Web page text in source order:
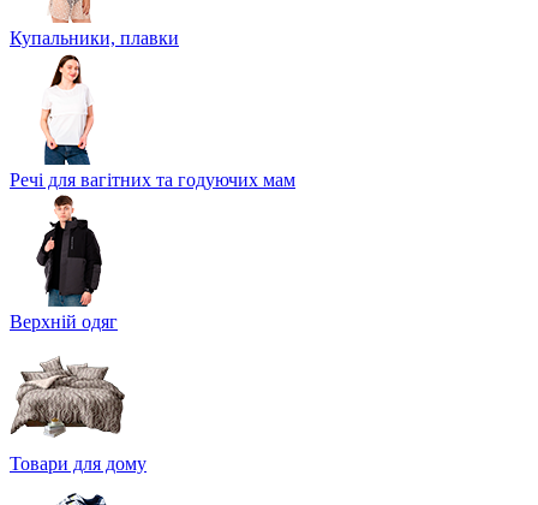
Купальники, плавки
Речі для вагітних та годуючих мам
Верхній одяг
Товари для дому